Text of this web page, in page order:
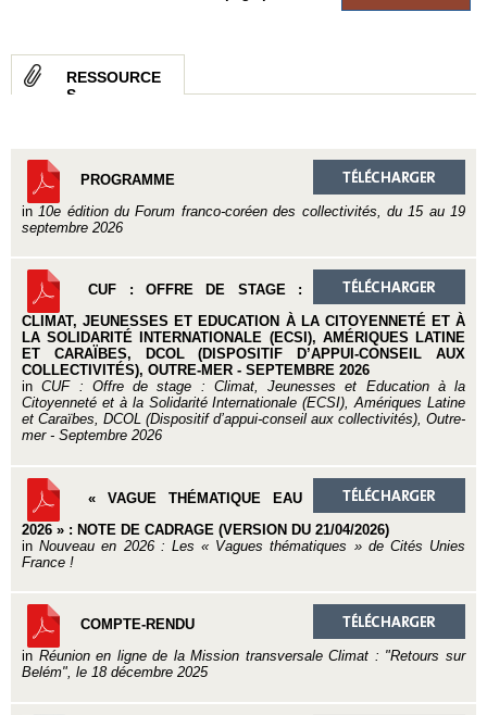
RESSOURCE
S
PROGRAMME
in 10e édition du Forum franco-coréen des collectivités, du 15 au 19
septembre 2026
CUF : OFFRE DE STAGE :
CLIMAT, JEUNESSES ET EDUCATION À LA CITOYENNETÉ ET À
LA SOLIDARITÉ INTERNATIONALE (ECSI), AMÉRIQUES LATINE
ET CARAÏBES, DCOL (DISPOSITIF D’APPUI-CONSEIL AUX
COLLECTIVITÉS), OUTRE-MER - SEPTEMBRE 2026
inCUF : Offre de stage : Climat, Jeunesses et Education à la
Citoyenneté et à la Solidarité Internationale (ECSI), Amériques Latine
et Caraïbes, DCOL (Dispositif d’appui-conseil aux collectivités), Outre-
mer - Septembre 2026
« VAGUE THÉMATIQUE EAU
2026 » : NOTE DE CADRAGE (VERSION DU 21/04/2026)
inNouveau en 2026 : Les « Vagues thématiques » de Cités Unies
France !
COMPTE-RENDU
in Réunion en ligne de la Mission transversale Climat : "Retours sur
Belém", le 18 décembre 2025